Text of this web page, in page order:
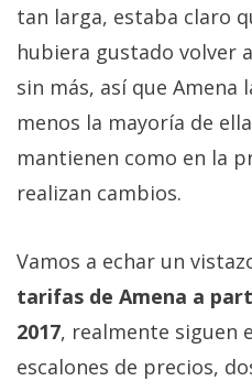
/
Cambiar
opciones
de
privacidad
/
Aviso
Legal
El medio de
comunicación
digital donde
encontrarás
todas las
noticias sobre
tan larga, estaba claro
hubiera gustado volver
sin más, así que Amena
menos la mayoría de
mantienen como en la
realizan cambios.
Vamos a echar un
tarifas de Amena a
2017, realmente siguen
escalones de precios,